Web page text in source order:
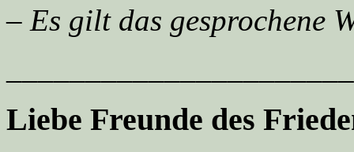
– Es gilt das gesprochene
Liebe Freunde des